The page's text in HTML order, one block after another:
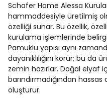
Schafer Home Alessa
hammaddesiyle üretilmiş
özelliği sunar. Bu özellik,
kurulama işlemlerinde
Pamuklu yapısı aynı
dayanıklılığını korur; bu da
zemin hazırlar. Doğal elyaf
barındırmadığından
oluşturur.